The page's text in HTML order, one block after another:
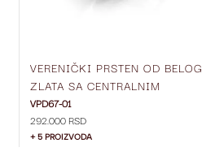
VERENIČKI PRSTEN OD BELOG
ZLATA SA CENTRALNIM
DIJAMANTOM I DIJAMANTIMA
SA STRANE VPD67-01
VPD67-01
292.000 RSD
+ 5 PROIZVODA